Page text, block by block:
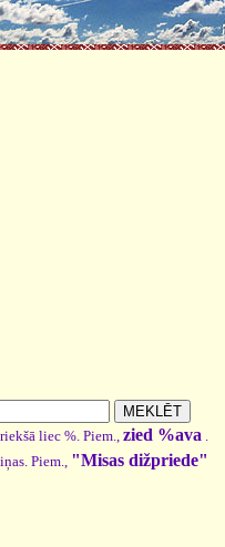
liec %. Piem., zied %ava .
Piem., "Misas dižpriede"